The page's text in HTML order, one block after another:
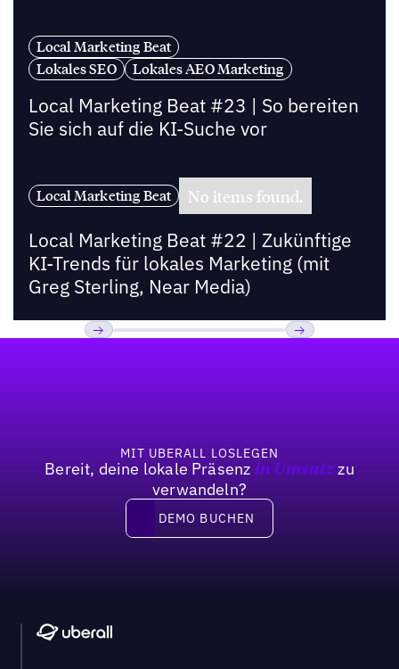
Local Marketing Beat
Lokales SEO
Lokales AEO Marketing
Local Marketing Beat #23 | So bereiten
Sie sich auf die KI-Suche vor
Local Marketing Beat No items found.
Local Marketing Beat #22 | Zukünftige
KI-Trends für lokales Marketing (mit
Greg Sterling, Near Media)
MIT UBERALL LOSLEGEN
Bereit, deine lokale Präsenz in Umsatzzu
verwandeln?
DEMO BUCHEN
DEMO BUCHEN